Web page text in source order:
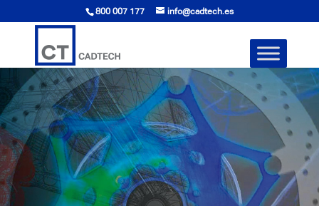
800 007 177 info@cadtech.es